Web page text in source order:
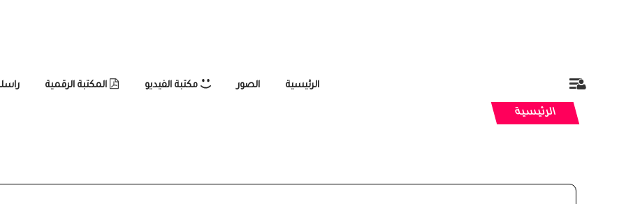
الرئيسية الصور مكتبة الفيديو المكتبة الرقمية
الرئيسية